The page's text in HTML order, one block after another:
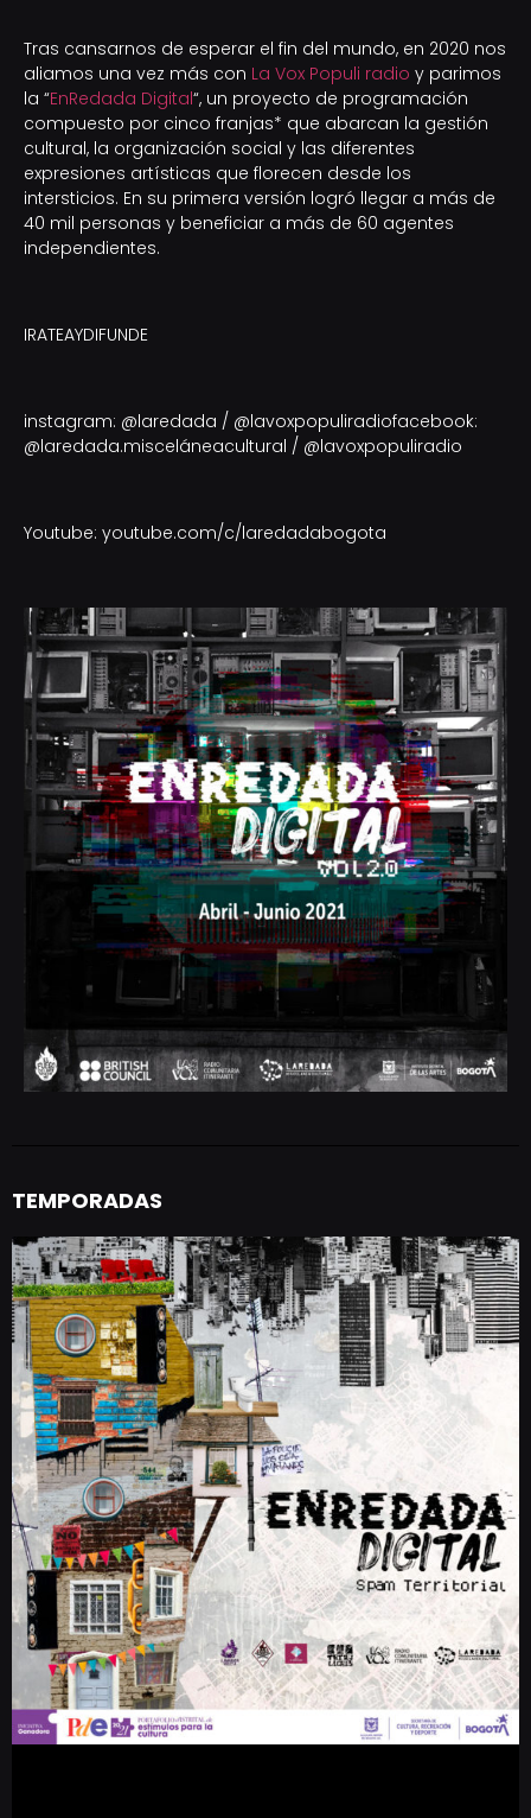
Tras cansarnos de esperar el fin del mundo, en 2020 nos
aliamos una vez más con La Vox Populi radio y parimos
la “EnRedada Digital“, un proyecto de programación
compuesto por cinco franjas* que abarcan la gestión
cultural, la organización social y las diferentes
expresiones artísticas que florecen desde los
intersticios. En su primera versión logró llegar a más de
40 mil personas y beneficiar a más de 60 agentes
independientes.
IRATEAYDIFUNDE
instagram: @laredada / @lavoxpopuliradiofacebook:
@laredada.misceláneacultural / @lavoxpopuliradio
Youtube: youtube.com/c/laredadabogota
TEMPORADAS